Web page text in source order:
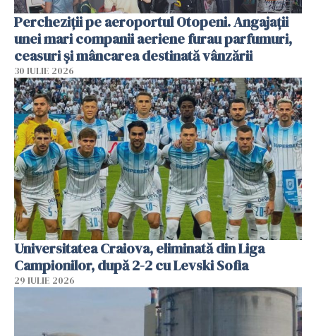
Percheziții pe aeroportul Otopeni. Angajații
unei mari companii aeriene furau parfumuri,
ceasuri și mâncarea destinată vânzării
30 IULIE 2026
Universitatea Craiova, eliminată din Liga
Campionilor, după 2-2 cu Levski Sofia
29 IULIE 2026